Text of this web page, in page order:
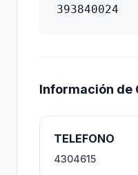
393840024
Información de
TELEFONO
4304615